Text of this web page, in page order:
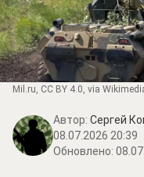
Mil.ru, CC BY 4.0, via
Автор: Сергей
08.07.2026 20:39
Обновлено: